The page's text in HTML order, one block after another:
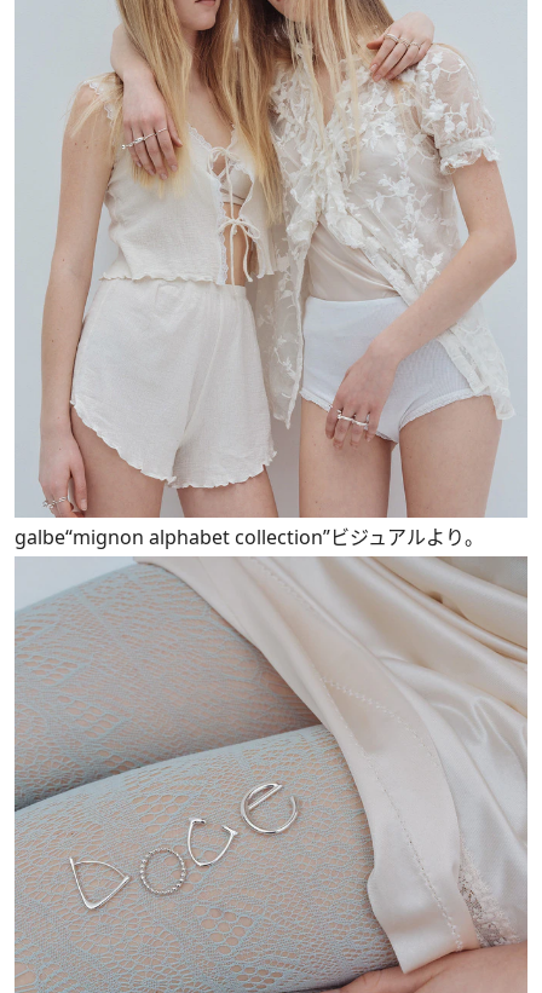
galbe“mignon alphabet collection”ビジュアルより。